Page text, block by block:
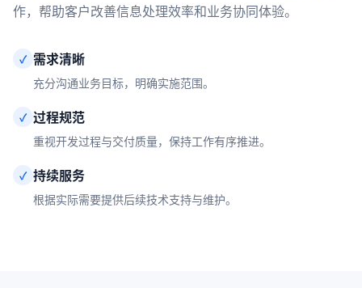
作，帮助客户改善信息处理效率和业务协同体验。
✓ 需求清晰
充分沟通业务目标，明确实施范围。
✓ 过程规范
重视开发过程与交付质量，保持工作有序推进。
✓ 持续服务
根据实际需要提供后续技术支持与维护。